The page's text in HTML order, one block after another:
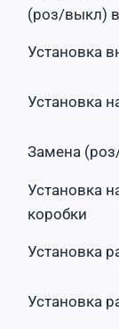
(роз/выкл)
Установка
Установка
Замена
Установка
коробки
Установка
Установка